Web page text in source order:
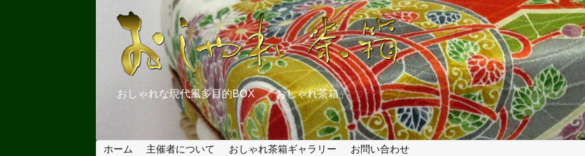
おしゃれな現代風多目的BOX 「おしゃれ茶箱」
ホーム 主催者について おしゃれ茶箱ギャラリー お問い合わせ